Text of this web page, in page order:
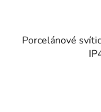
Porcelánové